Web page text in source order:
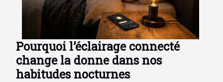
Pourquoi l’éclairage connecté
change la donne dans nos
habitudes nocturnes